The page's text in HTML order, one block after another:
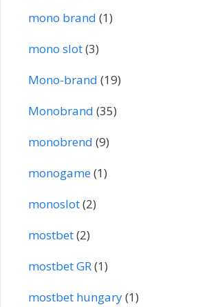
mono brand (1)
mono slot(3)
Mono-brand (19)
Monobrand (35)
monobrend (9)
monogame(1)
monoslot(2)
mostbet(2)
mostbet GR(1)
mostbet hungary(1)